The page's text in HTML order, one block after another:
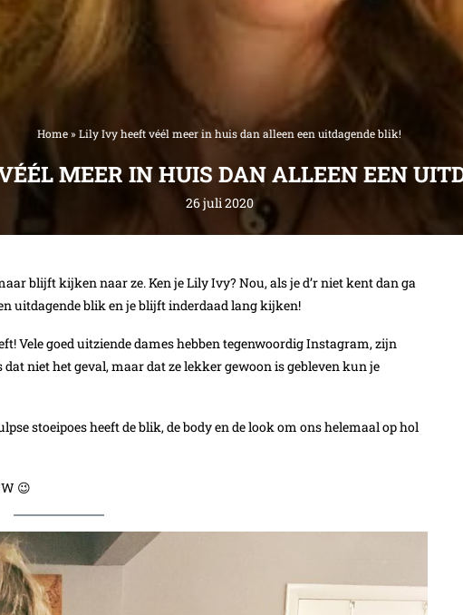
Home» Lily Ivy heeft véél meer in huis dan alleen een uitdagende blik!
MEER IN HUIS DAN ALLEEN EEN
26 juli 2020
blijft kijken naar ze. Ken je Lily Ivy? Nou, als je d’r niet kent dan ga
uitdagende blik en je blijft inderdaad lang kijken!
Vele goed uitziende dames hebben tegenwoordig Instagram, zijn
niet het geval, maar dat ze lekker gewoon is gebleven kun je
stoeipoes heeft de blik, de body en de look om ons helemaal op hol
😉